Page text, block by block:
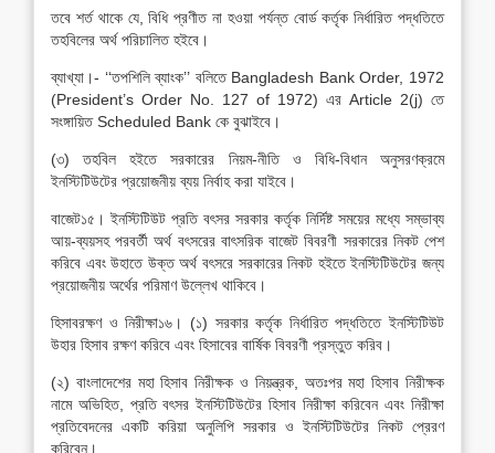
তবে শর্ত থাকে যে, বিধি প্রণীত না হওয়া পর্যন্ত বোর্ড কর্তৃক নির্ধারিত পদ্ধতিতে
তহবিলের অর্থ পরিচালিত হইবে।
ব্যাখ্যা।- ‘‘তপশিলি ব্যাংক’’ বলিতে Bangladesh Bank Order, 1972
(President’s Order No. 127 of 1972) এর Article 2(j) তে
সংঙ্গায়িত Scheduled Bank কে বুঝাইবে।
(৩) তহবিল হইতে সরকারের নিয়ম-নীতি ও বিধি-বিধান অনুসরণক্রমে
ইনস্টিটিউটের প্রয়োজনীয় ব্যয় নির্বাহ করা যাইবে।
বাজেট১৫। ইনস্টিটিউট প্রতি বৎসর সরকার কর্তৃক নির্দিষ্ট সময়ের মধ্যে সম্ভাব্য
আয়-ব্যয়সহ পরবর্তী অর্থ বৎসরের বাৎসরিক বাজেট বিবরণী সরকারের নিকট পেশ
করিবে এবং উহাতে উক্ত অর্থ বৎসরে সরকারের নিকট হইতে ইনস্টিটিউটের জন্য
প্রয়োজনীয় অর্থের পরিমাণ উল্লেখ থাকিবে।
হিসাবরক্ষণ ও নিরীক্ষা১৬। (১) সরকার কর্তৃক নির্ধারিত পদ্ধতিতে ইনস্টিটিউট
উহার হিসাব রক্ষণ করিবে এবং হিসাবের বার্ষিক বিবরণী প্রস্তুত করিব।
(২) বাংলাদেশের মহা হিসাব নিরীক্ষক ও নিয়ন্ত্রক, অতঃপর মহা হিসাব নিরীক্ষক
নামে অভিহিত, প্রতি বৎসর ইনস্টিটিউটের হিসাব নিরীক্ষা করিবেন এবং নিরীক্ষা
প্রতিবেদনের একটি করিয়া অনুলিপি সরকার ও ইনস্টিটিউটের নিকট প্রেরণ
করিবেন।